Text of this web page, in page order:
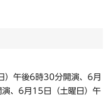
）午後6時30分開演、6月
、6月15日（土曜日）午